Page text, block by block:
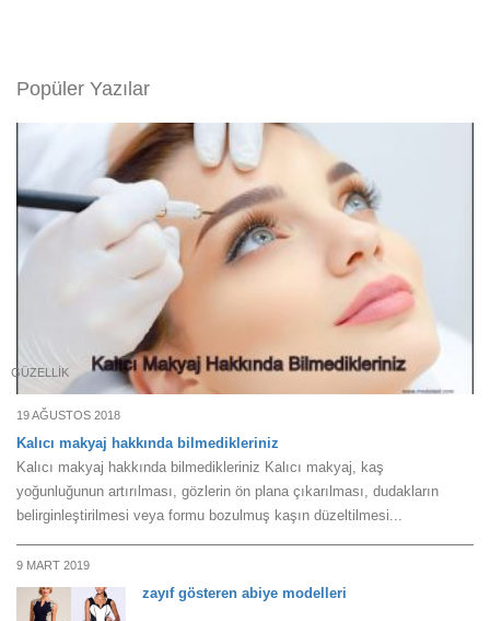
Popüler Yazılar
GÜZELLIK
19 AĞUSTOS 2018
Kalıcı makyaj hakkında bilmedikleriniz
Kalıcı makyaj hakkında bilmedikleriniz Kalıcı makyaj, kaş
yoğunluğunun artırılması, gözlerin ön plana çıkarılması, dudakların
belirginleştirilmesi veya formu bozulmuş kaşın düzeltilmesi...
9 MART 2019
zayıf gösteren abiye modelleri